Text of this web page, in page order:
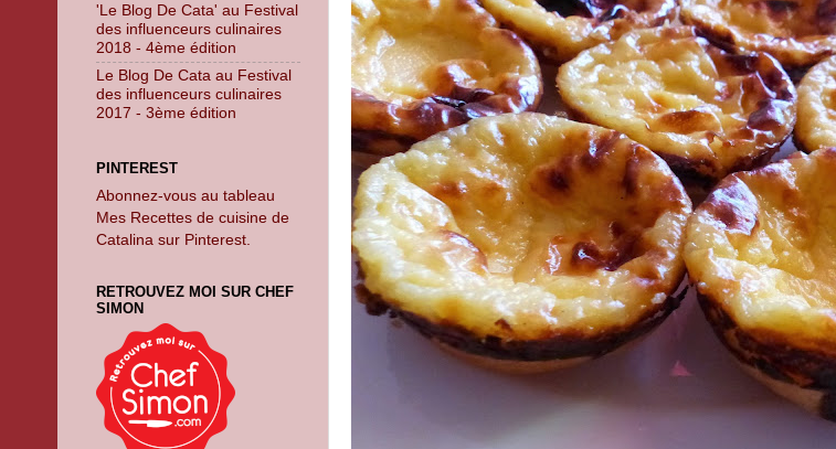
'Le Blog De Cata' au Festival
des influenceurs culinaires
2018 - 4ème édition
Le Blog De Cata au Festival
des influenceurs culinaires
2017 - 3ème édition
PINTEREST
Abonnez-vous au tableau
Mes Recettes de cuisine de
Catalina sur Pinterest.
RETROUVEZ MOI SUR CHEF
SIMON